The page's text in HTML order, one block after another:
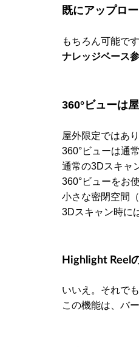
既にアップロ
もちろん可能で
ナレッジベース参
360°ビューは
屋外限定ではあり
360°ビューは通
通常の3Dスキャ
360°ビューをお
小さな密閉空間
3Dスキャン時に
Highlight Reel
いいえ。それで
この機能は、バ